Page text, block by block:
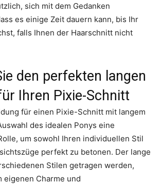
sich mit dem Gedanken
es einige Zeit dauern kann, bis Ihr
falls Ihnen der Haarschnitt nicht
den perfekten langen
Ihren Pixie-Schnitt
für einen Pixie-Schnitt mit langem
des idealen Ponys eine
um sowohl Ihren individuellen Stil
perfekt zu betonen. Der lange
Stilen getragen werden,
eigenen Charme und